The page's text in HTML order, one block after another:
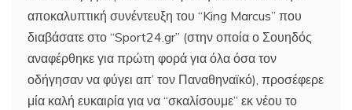
αποκαλυπτική συνέντευξη του “King Marcus” που
διαβάσατε στο “Sport24.gr” (στην οποία ο Σουηδός
αναφέρθηκε για πρώτη φορά για όλα όσα τον
οδήγησαν να φύγει απ’ τον Παναθηναϊκό), προσέφερε
μία καλή ευκαιρία για να “σκαλίσουμε” εκ νέου το